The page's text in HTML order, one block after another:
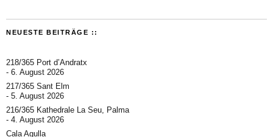
NEUESTE BEITRÄGE ::
218/365 Port d’Andratx
6. August 2026
217/365 Sant Elm
5. August 2026
216/365 Kathedrale La Seu, Palma
4. August 2026
Cala Agulla